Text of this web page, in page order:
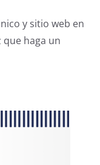
y sitio web en
haga un